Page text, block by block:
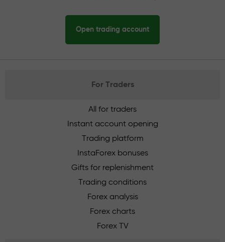
Open trading account
For Traders
All for traders
Instant account opening
Trading platform
InstaForex bonuses
Gifts for replenishment
Trading conditions
Forex analysis
Forex charts
Forex TV